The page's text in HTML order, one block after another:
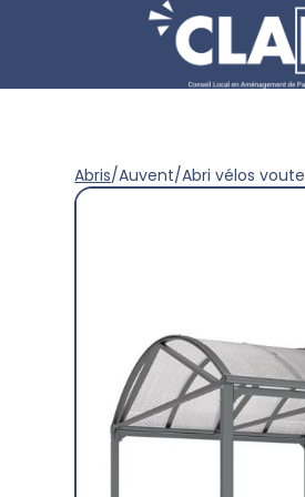
Abris/Auvent/Abri vélos voute